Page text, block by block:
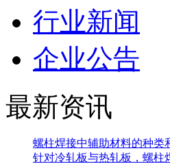
行业新闻
企业公告
最新资讯
螺柱焊接中辅助材料的种类
针对冷轧板与热轧板，螺柱